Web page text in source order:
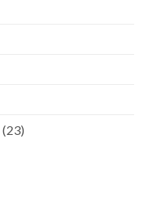
(23)